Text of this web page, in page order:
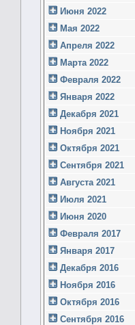
Июня 2022
Мая 2022
Апреля 2022
Марта 2022
Февраля 2022
Января 2022
Декабря 2021
Ноября 2021
Октября 2021
Сентября 2021
Августа 2021
Июля 2021
Июня 2020
Февраля 2017
Января 2017
Декабря 2016
Ноября 2016
Октября 2016
Сентября 2016